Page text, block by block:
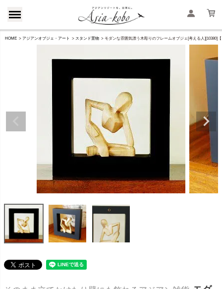
HOME アジアンオブジェ・アート スタンド置物 モダンな雰囲気漂う木彫りのフレームオブジェ[考える人][10380]